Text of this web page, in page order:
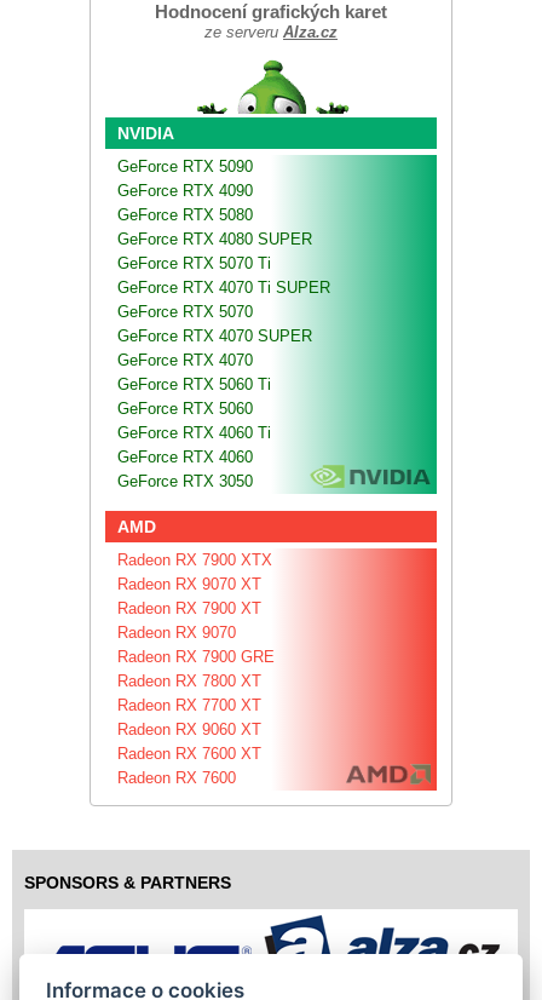
Hodnocení grafických karet
ze serveru Alza.cz
NVIDIA
GeForce RTX 5090
GeForce RTX 4090
GeForce RTX 5080
GeForce RTX 4080 SUPER
GeForce RTX 5070 Ti
GeForce RTX 4070 Ti SUPER
GeForce RTX 5070
GeForce RTX 4070 SUPER
GeForce RTX 4070
GeForce RTX 5060 Ti
GeForce RTX 5060
GeForce RTX 4060 Ti
GeForce RTX 4060
GeForce RTX 3050
AMD
Radeon RX 7900 XTX
Radeon RX 9070 XT
Radeon RX 7900 XT
Radeon RX 9070
Radeon RX 7900 GRE
Radeon RX 7800 XT
Radeon RX 7700 XT
Radeon RX 9060 XT
Radeon RX 7600 XT
Radeon RX 7600
SPONSORS & PARTNERS
Informace o cookies